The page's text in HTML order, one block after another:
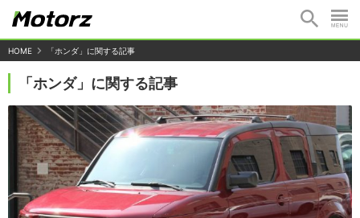
HOME 「ホンダ」に関する記事
「ホンダ」に関する記事